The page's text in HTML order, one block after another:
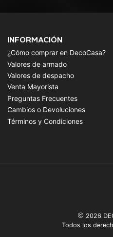
INFORMACIÓN
¿Cómo comprar en DecoCasa?
Valores de armado
Valores de despacho
Venta Mayorista
Preguntas Frecuentes
Cambios o Devoluciones
Términos y Condiciones
2026
Todos los